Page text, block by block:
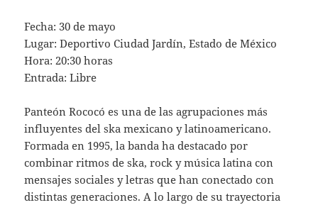
Fecha: 30 de mayo
Lugar: Deportivo Ciudad Jardín, Estado de México
Hora: 20:30 horas
Entrada: Libre
Panteón Rococó es una de las agrupaciones más
influyentes del ska mexicano y latinoamericano.
Formada en 1995, la banda ha destacado por
combinar ritmos de ska, rock y música latina con
mensajes sociales y letras que han conectado con
distintas generaciones. A lo largo de su trayectoria